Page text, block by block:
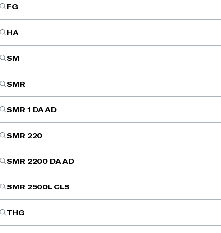
FG
HA
SM
SMR
SMR 1 DA AD
SMR 220
SMR 2200 DA AD
SMR 2500L CLS
THG